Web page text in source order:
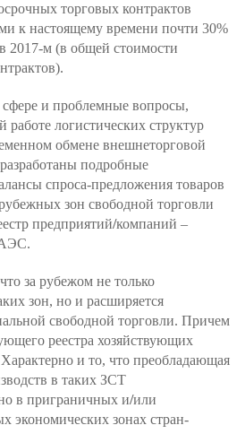
торговых контрактов
к настоящему времени почти 30%
2017-м (в общей стоимости
и проблемные вопросы,
логистических структур
обмене внешнеторговой
подробные
спроса-предложения товаров
зон свободной торговли
предприятий/компаний –
за рубежом не только
зон, но и расширяется
свободной торговли. Причем
реестра хозяйствующих
и то, что преобладающая
в таких ЗСТ
в приграничных и/или
экономических зонах стран-